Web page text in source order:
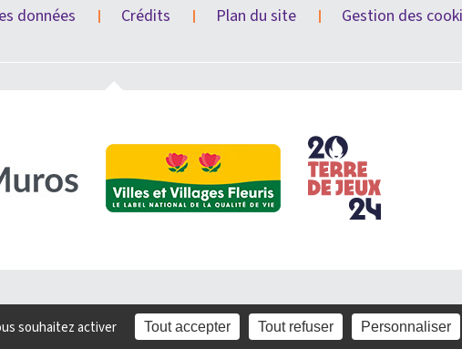
données Crédits Plan du site Gestion des
souhaitez activer Tout accepter Tout refuser Personnaliser